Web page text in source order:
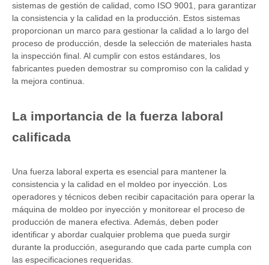
sistemas de gestión de calidad, como ISO 9001, para garantizar
la consistencia y la calidad en la producción. Estos sistemas
proporcionan un marco para gestionar la calidad a lo largo del
proceso de producción, desde la selección de materiales hasta
la inspección final. Al cumplir con estos estándares, los
fabricantes pueden demostrar su compromiso con la calidad y
la mejora continua.
La importancia de la fuerza laboral
calificada
Una fuerza laboral experta es esencial para mantener la
consistencia y la calidad en el moldeo por inyección. Los
operadores y técnicos deben recibir capacitación para operar la
máquina de moldeo por inyección y monitorear el proceso de
producción de manera efectiva. Además, deben poder
identificar y abordar cualquier problema que pueda surgir
durante la producción, asegurando que cada parte cumpla con
las especificaciones requeridas.